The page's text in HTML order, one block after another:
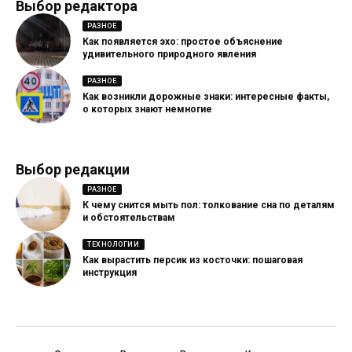
Выбор редактора
РАЗНОЕ
Как появляется эхо: простое объяснение
удивительного природного явления
РАЗНОЕ
Как возникли дорожные знаки: интересные факты,
о которых знают немногие
Выбор редакции
РАЗНОЕ
К чему снится мыть пол: толкование сна по деталям
и обстоятельствам
ТЕХНОЛОГИИ
Как вырастить персик из косточки: пошаговая
инструкция